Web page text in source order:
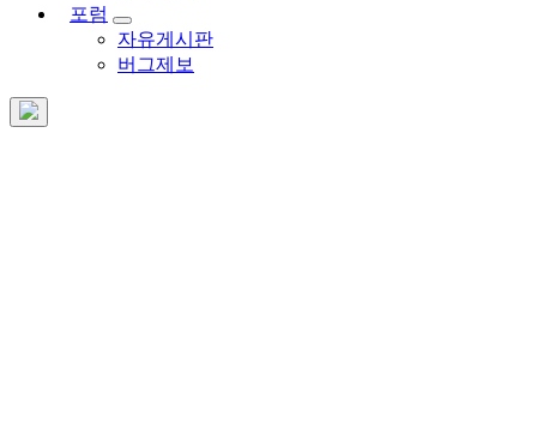
포럼
자유게시판
버그제보